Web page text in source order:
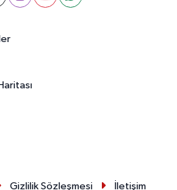
Gizlilik Sözleşmesi İletişim